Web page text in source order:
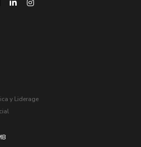
y Liderage